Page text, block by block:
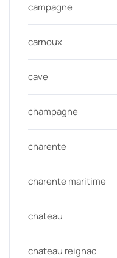
campagne
carnoux
cave
champagne
charente
charente maritime
chateau
chateau reignac